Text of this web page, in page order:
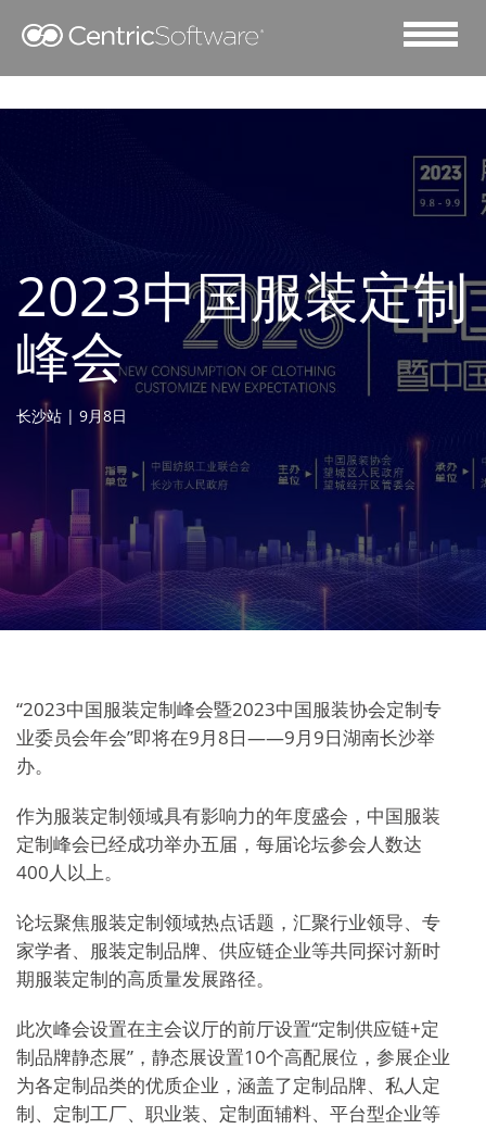
2023中国服装定制
峰会
长沙站 | 9月8日
“2023中国服装定制峰会暨2023中国服装协会定制专
业委员会年会”即将在9月8日——9月9日湖南长沙举
办。
作为服装定制领域具有影响力的年度盛会，中国服装
定制峰会已经成功举办五届，每届论坛参会人数达
400人以上。
论坛聚焦服装定制领域热点话题，汇聚行业领导、专
家学者、服装定制品牌、供应链企业等共同探讨新时
期服装定制的高质量发展路径。
此次峰会设置在主会议厅的前厅设置“定制供应链+定
制品牌静态展”，静态展设置10个高配展位，参展企业
为各定制品类的优质企业，涵盖了定制品牌、私人定
制、定制工厂、职业装、定制面辅料、平台型企业等